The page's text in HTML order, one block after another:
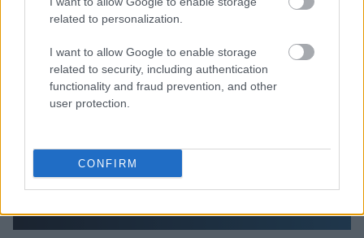
related to personalization.
I want to allow Google to enable storage
related to security, including authentication
functionality and fraud prevention, and other
user protection.
CONFIRM
αποζημιώσεις
Ποια είναι η (κυβερνητική) λίστα με τα μεγάλα
οδικά έργα και τα εκτιμώμενα
χρονοδιαγράμματα
TAGS: Κρατική Αρωγή
Χρήστος Τριαντόπουλος